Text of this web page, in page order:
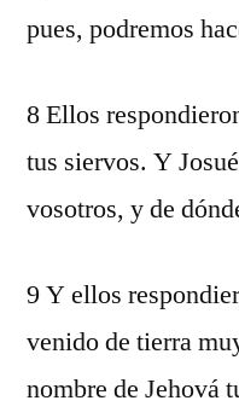
pues, podremos
8 Ellos
tus siervos. Y
vosotros, y de
9 Y ellos
venido de tierra
nombre de Jehová